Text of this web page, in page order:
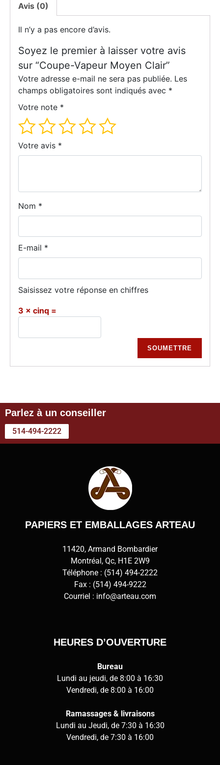
Avis (0)
Il n’y a pas encore d’avis.
Soyez le premier à laisser votre avis
sur “Coupe-Vapeur Moyen Clair”
Votre adresse e-mail ne sera pas publiée. Les
champs obligatoires sont indiqués avec *
Votre note *
Votre avis *
Nom *
E-mail *
Saisissez votre réponse en chiffres
3 × cinq =
Parlez à un conseiller
514-494-2222
PAPIERS ET EMBALLAGES ARTEAU
11420, Armand Bombardier
Montréal, Qc, H1E 2W9
Téléphone : (514) 494-2222
Fax : (514) 494-9222
Courriel : info@arteau.com
HEURES D’OUVERTURE
Bureau
Lundi au jeudi, de 8:00 à 16:30
Vendredi, de 8:00 à 16:00
Ramassages & livraisons
Lundi au Jeudi, de 7:30 à 16:30
Vendredi, de 7:30 à 16:00